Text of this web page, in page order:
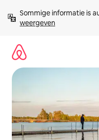
direct
naar
Sommige informatie is
weergeven